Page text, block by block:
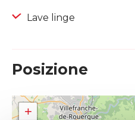
Lave linge
Posizione
+